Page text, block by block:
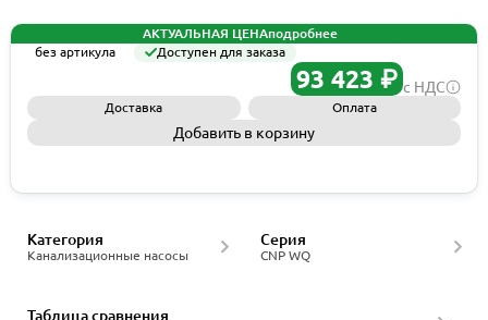
АКТУАЛЬНАЯ ЦЕНАподробнее
без артикула
Доступен для заказа
93 423 ₽ с НДС
Доставка Оплата
Добавить в корзину
Канализационные насосы
Категория
CNP WQ
Серия
Таблица сравнения